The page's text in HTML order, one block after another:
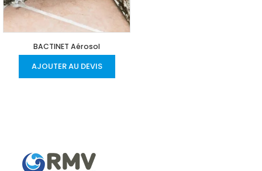
BACTINET Aérosol
AJOUTER AU DEVIS